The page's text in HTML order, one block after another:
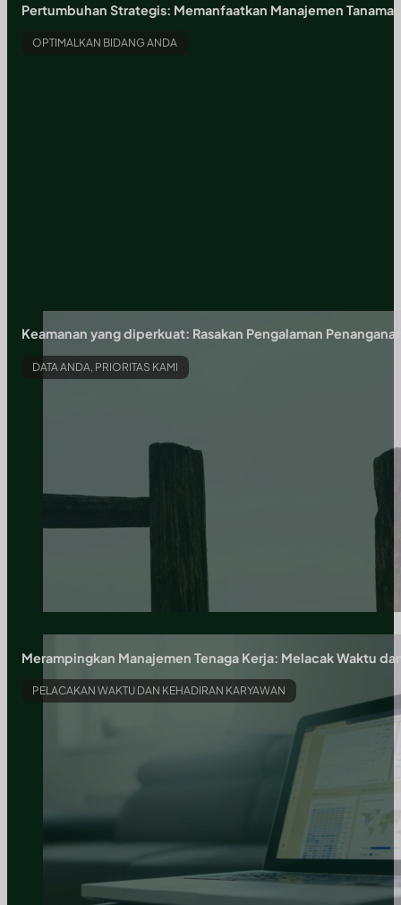
Pertumbuhan Strategis: Memanfaatkan Manajemen
OPTIMALKAN BIDANG ANDA
Keamanan yang diperkuat: Rasakan Pengalaman
DATA ANDA, PRIORITAS KAMI
Merampingkan Manajemen Tenaga Kerja: Melacak Waktu
PELACAKAN WAKTU DAN KEHADIRAN KARYAWAN